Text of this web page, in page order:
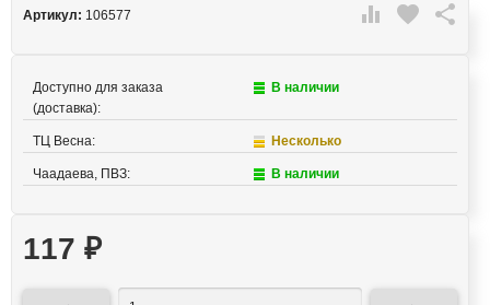
 favorite 
Артикул: 106577
Доступно для заказа
(доставка):
В наличии
ТЦ Весна: Несколько
Чаадаева, ПВЗ: В наличии
117 ₽